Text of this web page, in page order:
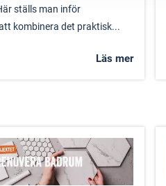
ställs man inför
kombinera det praktisk...
Läs mer